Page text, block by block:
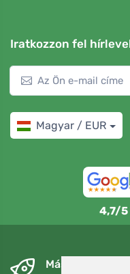
Iratkozzon fel
Magyar / EUR
4,7/5
Másnapra és